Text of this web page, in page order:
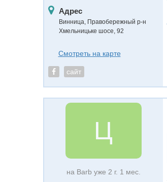
Адрес
Винница, Правобережный р-н
Хмельницьке шосе, 92
Смотреть на карте
сайт
Ц
на Barb уже 2 г. 1 мес.